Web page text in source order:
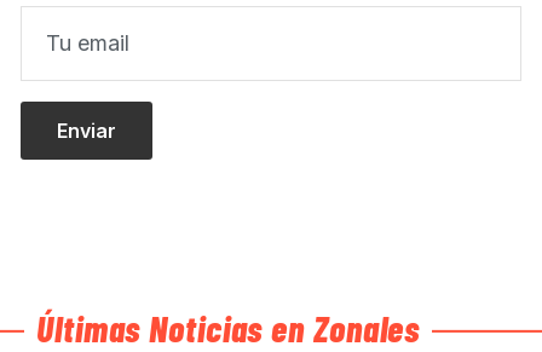
Últimas Noticias en Zonales